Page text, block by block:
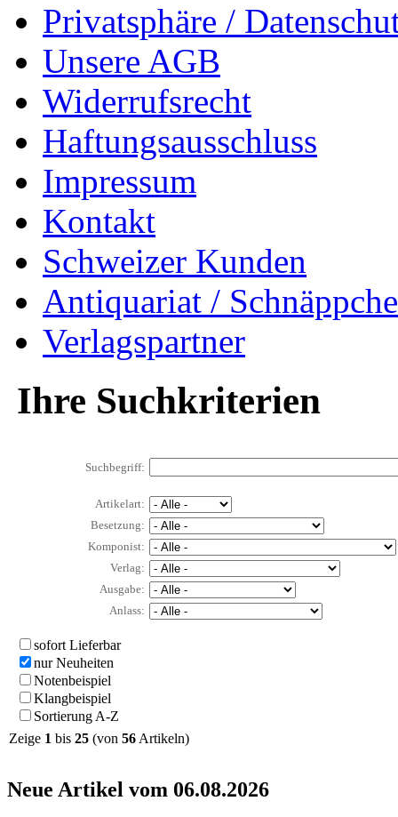
Privatsphäre /
Unsere AGB
Widerrufsrecht
Haftungsausschluss
Impressum
Kontakt
Schweizer Kunden
Antiquariat /
Verlagspartner
Ihre Suchkriterien
Suchbegriff:
Artikelart:
Besetzung:
Komponist:
Verlag:
Ausgabe:
Anlass:
sofort Lieferbar
nur Neuheiten
Notenbeispiel
Klangbeispiel
Sortierung A-Z
Zeige 1 bis 25 (von 56Artikeln)
Neue Artikel vom 06.08.2026